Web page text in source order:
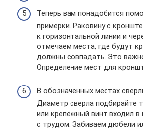
Теперь вам понадобится
примерки. Раковину с
к горизонтальной линии и
отмечаем места, где будут
должны совпадать. Это
Определение мест для
В обозначенных местах
Диаметр сверла подбирайте
или крепёжный винт входил в
с трудом. Забиваем дюбели